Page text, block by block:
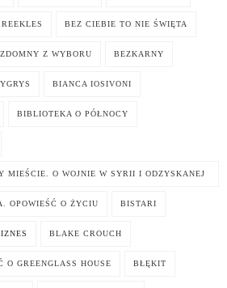
BEZ CIEBIE TO NIE ŚWIĘTA
Z WYBORU BEZKARNY
BIANCA IOSIVONI
BIBLIOTEKA O PÓŁNOCY
MIEŚCIE. O WOJNIE W SYRII I ODZYSKANEJ
OPOWIEŚĆ O ŻYCIU BISTARI
BLAKE CROUCH
O GREENGLASS HOUSE BŁĘKIT